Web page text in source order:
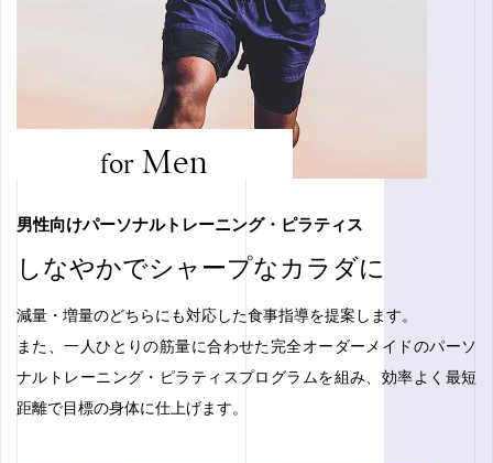
forMen
男性向けパーソナルトレーニング・ピラティス
しなやかでシャープなカラダに
減量・増量のどちらにも対応した食事指導を提案します。
また、一人ひとりの筋量に合わせた完全オーダーメイドのパーソ
ナルトレーニング・ピラティスプログラムを組み、効率よく最短
距離で目標の身体に仕上げます。